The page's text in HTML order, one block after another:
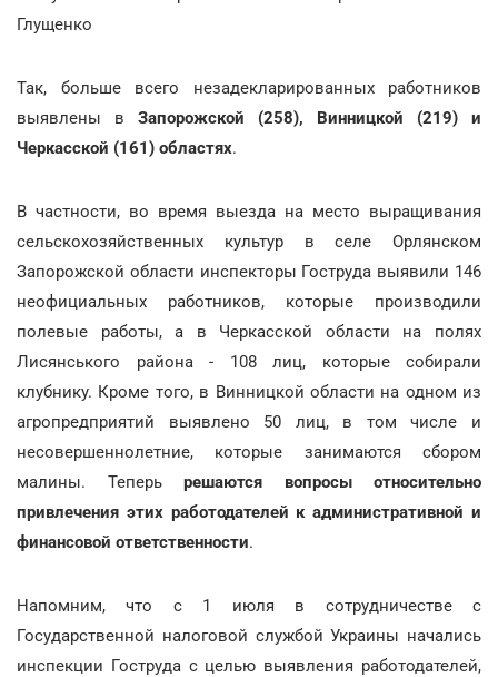
Глущенко
Так, больше всего незадекларированных работников
выявлены в Запорожской (258), Винницкой (219) и
Черкасской (161) областях.
В частности, во время выезда на место выращивания
сельскохозяйственных культур в селе Орлянском
Запорожской области инспекторы Гоструда выявили 146
неофициальных работников, которые производили
полевые работы, а в Черкасской области на полях
Лисянського района - 108 лиц, которые собирали
клубнику. Кроме того, в Винницкой области на одном из
агропредприятий выявлено 50 лиц, в том числе и
несовершеннолетние, которые занимаются сбором
малины. Теперь решаются вопросы относительно
привлечения этих работодателей к административной и
финансовой ответственности.
Напомним, что с 1 июля в сотрудничестве с
Государственной налоговой службой Украины начались
инспекции Гоструда с целью выявления работодателей,